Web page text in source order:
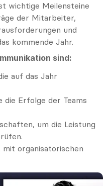
wichtige Meilensteine
der Mitarbeiter,
und
kommende Jahr.
sind:
auf das Jahr
Erfolge der Teams
um die Leistung
organisatorischen